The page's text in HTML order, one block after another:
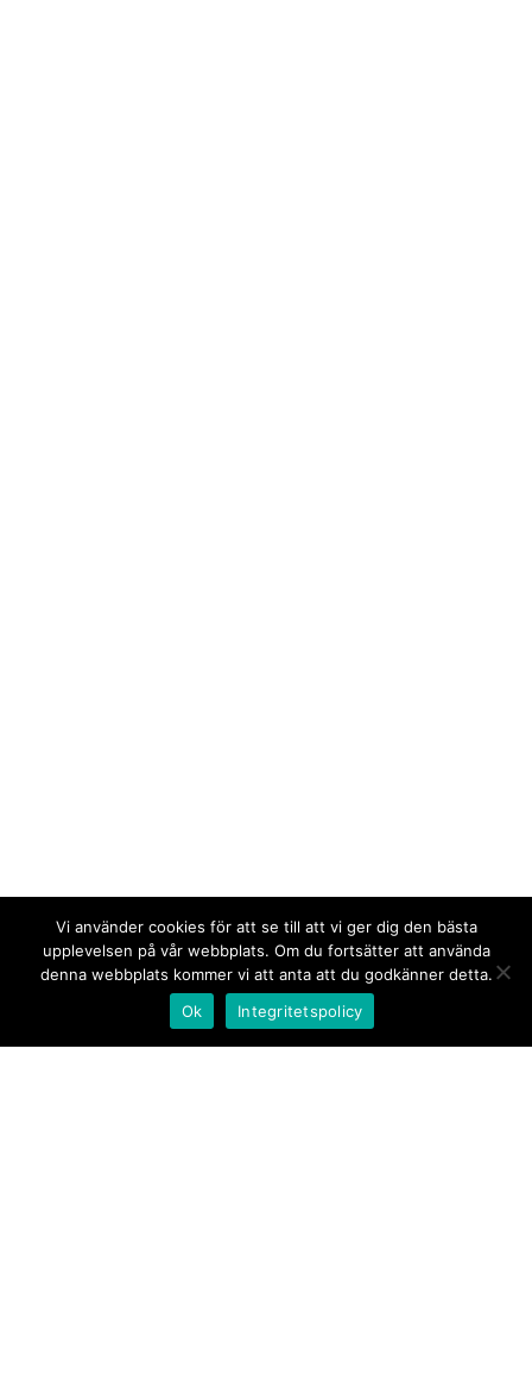
Vi använder cookies för att se till att vi ger dig den bästa
upplevelsen på vår webbplats. Om du fortsätter att använda
denna webbplats kommer vi att anta att du godkänner detta.
Ok
Integritetspolicy